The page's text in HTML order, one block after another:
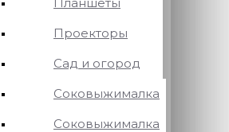
Проекторы
Сад и огород
Соковыжималка
Соковыжималка